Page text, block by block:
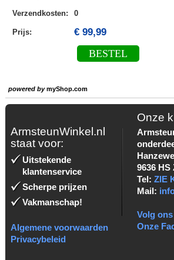
Verzendkosten: 0
Prijs: € 99,99
BESTEL
powered bymyShop.com
ArmsteunWinkel.nl
staat voor:
Uitstekende
klantenservice
Scherpe prijzen
Vakmanschap!
Algemene voorwaarden
Privacybeleid
Onze
9636
Tel: ZIE
Mail:
Volg
Onze